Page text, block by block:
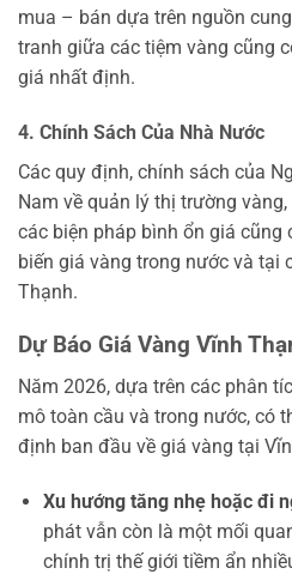
mua – bán dựa trên nguồn
tranh giữa các tiệm vàng cũng
giá nhất định.
4. Chính Sách Của Nhà Nước
Các quy định, chính sách của
Nam về quản lý thị trường
các biện pháp bình ổn giá cũng
biến giá vàng trong nước và tại
Thạnh.
Dự Báo Giá Vàng Vĩnh
Năm 2026, dựa trên các phân
mô toàn cầu và trong nước, có
định ban đầu về giá vàng tại
Xu hướng tăng nhẹ hoặc đi
phát vẫn còn là một mối
chính trị thế giới tiềm ẩn